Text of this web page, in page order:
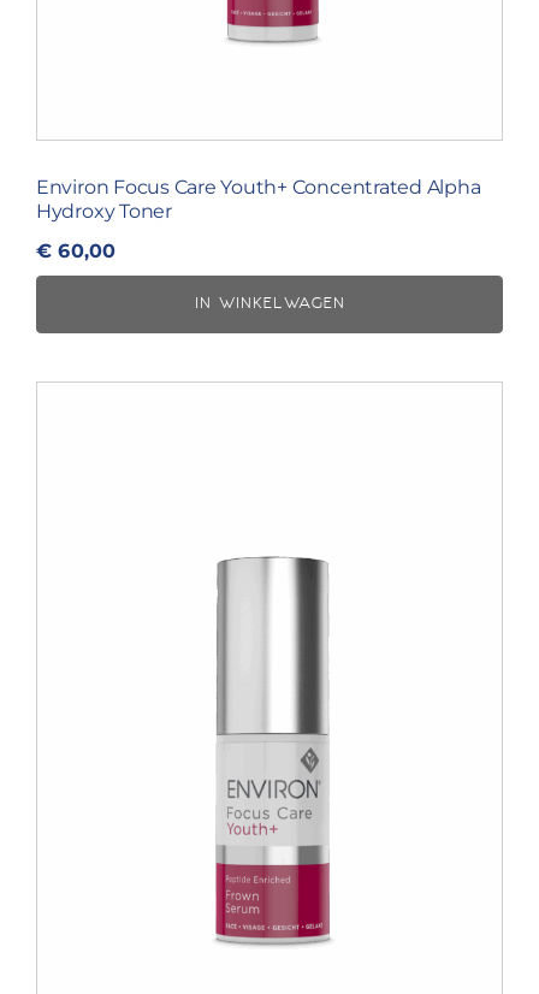
Environ Focus Care Youth+ Concentrated Alpha
Hydroxy Toner
€ 60,00
IN WINKELWAGEN